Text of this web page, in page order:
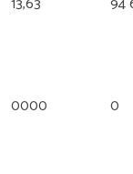
0000 0